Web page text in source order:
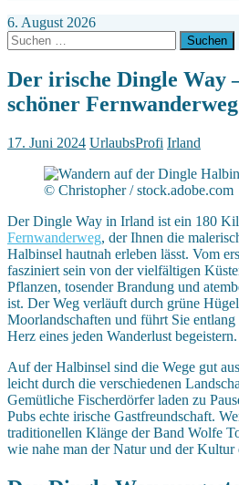
6. August 2026
Suchen
nach:
Der irische Dingle Way
schöner Fernwanderweg
17. Juni 2024 UrlaubsProfi Irland
© Christopher / stock.adobe.com
Der Dingle Way in Irland ist ein 180
Fernwanderweg, der Ihnen die
Halbinsel hautnah erleben lässt. Vom
fasziniert sein von der vielfältigen
Pflanzen, tosender Brandung und
ist. Der Weg verläuft durch grüne
Moorlandschaften und führt Sie entlang
Herz eines jeden Wanderlust begeistern.
Auf der Halbinsel sind die Wege gut
leicht durch die verschiedenen
Gemütliche Fischerdörfer laden zu
Pubs echte irische Gastfreundschaft.
traditionellen Klänge der Band Wolfe
wie nahe man der Natur und der Kultur